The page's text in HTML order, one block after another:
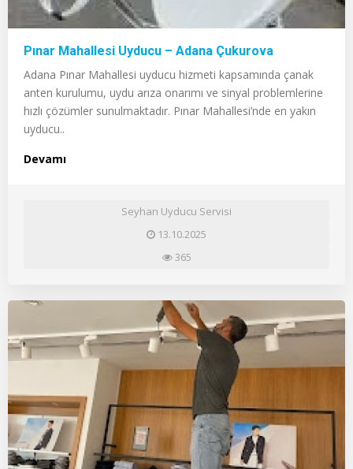
Pınar Mahallesi Uyducu – Adana Çukurova
Adana Pınar Mahallesi uyducu hizmeti kapsamında çanak
anten kurulumu, uydu arıza onarımı ve sinyal problemlerine
hızlı çözümler sunulmaktadır. Pınar Mahallesi’nde en yakın
uyducu..
Devamı
Seyhan Uyducu Servisi
13.10.2025
365